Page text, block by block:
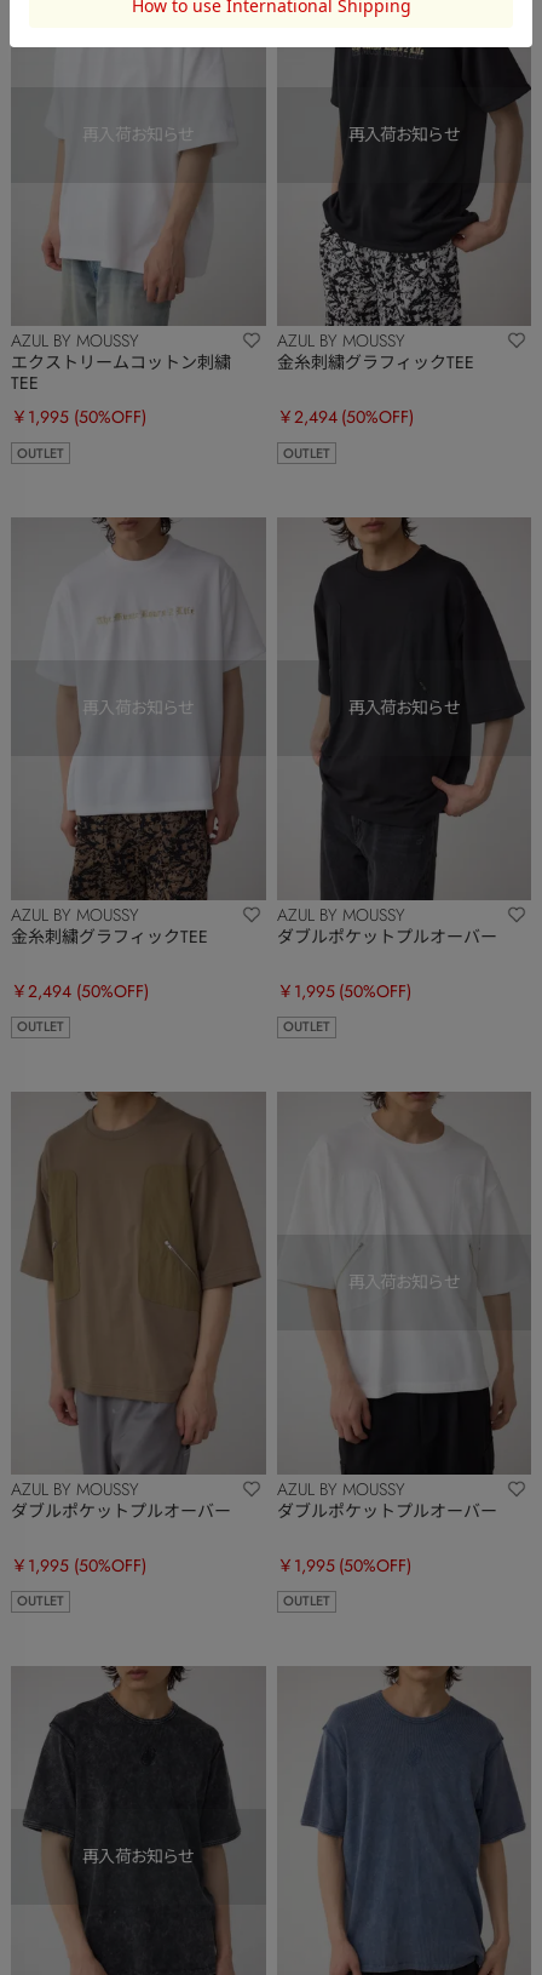
AZUL BY MOUSSY
エクストリームコットン刺繍
TEE
￥1,995 (50%OFF)
OUTLET
AZUL BY MOUSSY
金糸刺繍グラフィックTEE
￥2,494 (50%OFF)
OUTLET
AZUL BY MOUSSY
金糸刺繍グラフィックTEE
￥2,494 (50%OFF)
OUTLET
AZUL BY MOUSSY
ダブルポケットプルオーバー
￥1,995 (50%OFF)
OUTLET
AZUL BY MOUSSY
ダブルポケットプルオーバー
￥1,995 (50%OFF)
OUTLET
AZUL BY MOUSSY
ダブルポケットプルオーバー
￥1,995 (50%OFF)
OUTLET